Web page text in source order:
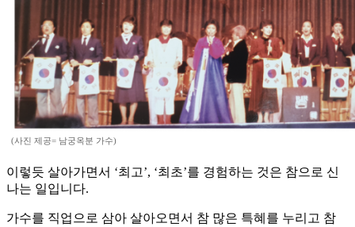
(사진 제공= 남궁옥분 가수)
이렇듯 살아가면서 ‘최고’, ‘최초’를 경험하는 것은 참으로 신
나는 일입니다.
가수를 직업으로 삼아 살아오면서 참 많은 특혜를 누리고 참